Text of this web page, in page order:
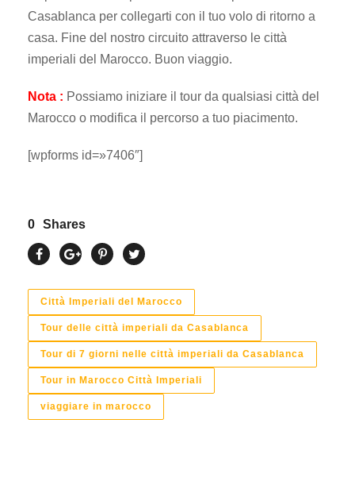
Casablanca per collegarti con il tuo volo di ritorno a
casa. Fine del nostro circuito attraverso le città
imperiali del Marocco. Buon viaggio.
Nota : Possiamo iniziare il tour da qualsiasi città del
Marocco o modifica il percorso a tuo piacimento.
[wpforms id=»7406″]
0 Shares
Città Imperiali del Marocco
Tour delle città imperiali da Casablanca
Tour di 7 giorni nelle città imperiali da Casablanca
Tour in Marocco Città Imperiali
viaggiare in marocco